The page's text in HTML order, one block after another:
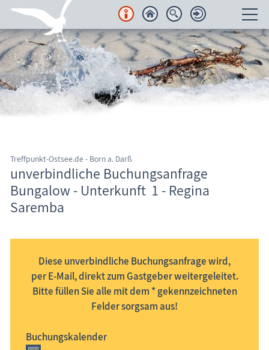
Unterkünfte
Regionales
Urlaubsorte
Freizeit
Wissenswertes
Blog
Treffpunkt-Ostsee.de - Born a. Darß
unverbindliche Buchungsanfrage
Bungalow - Unterkunft 1 - Regina
Saremba
Diese unverbindliche Buchungsanfrage wird,
per E-Mail, direkt zum Gastgeber weitergeleitet.
Bitte füllen Sie alle mit dem * gekennzeichneten
Felder sorgsam aus!
Buchungskalender